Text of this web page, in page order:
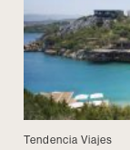
Tendencia Viajes